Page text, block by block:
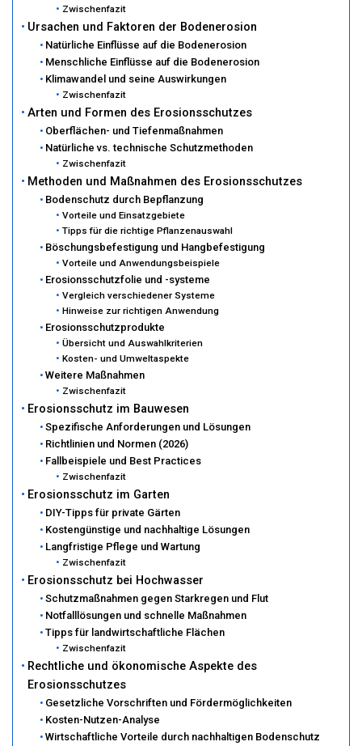
Zwischenfazit
Ursachen und Faktoren der Bodenerosion
Natürliche Einflüsse auf die Bodenerosion
Menschliche Einflüsse auf die Bodenerosion
Klimawandel und seine Auswirkungen
Zwischenfazit
Arten und Formen des Erosionsschutzes
Oberflächen- und Tiefenmaßnahmen
Natürliche vs. technische Schutzmethoden
Zwischenfazit
Methoden und Maßnahmen des Erosionsschutzes
Bodenschutz durch Bepflanzung
Vorteile und Einsatzgebiete
Tipps für die richtige Pflanzenauswahl
Böschungsbefestigung und Hangbefestigung
Vorteile und Anwendungsbeispiele
Erosionsschutzfolie und -systeme
Vergleich verschiedener Systeme
Hinweise zur richtigen Anwendung
Erosionsschutzprodukte
Übersicht und Auswahlkriterien
Kosten- und Umweltaspekte
Weitere Maßnahmen
Zwischenfazit
Erosionsschutz im Bauwesen
Spezifische Anforderungen und Lösungen
Richtlinien und Normen (2026)
Fallbeispiele und Best Practices
Zwischenfazit
Erosionsschutz im Garten
DIY-Tipps für private Gärten
Kostengünstige und nachhaltige Lösungen
Langfristige Pflege und Wartung
Zwischenfazit
Erosionsschutz bei Hochwasser
Schutzmaßnahmen gegen Starkregen und Flut
Notfalllösungen und schnelle Maßnahmen
Tipps für landwirtschaftliche Flächen
Zwischenfazit
Rechtliche und ökonomische Aspekte des
Erosionsschutzes
Gesetzliche Vorschriften und Fördermöglichkeiten
Kosten-Nutzen-Analyse
Wirtschaftliche Vorteile durch nachhaltigen Bodenschutz